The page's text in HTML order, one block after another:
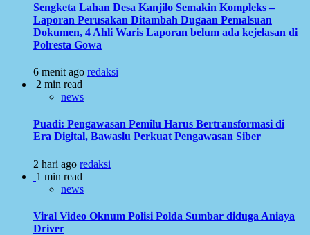
Sengketa Lahan Desa Kanjilo Semakin Kompleks –
Laporan Perusakan Ditambah Dugaan Pemalsuan
Dokumen, 4 Ahli Waris Laporan belum ada kejelasan di
Polresta Gowa
6 menit ago redaksi
2 min read
news
Puadi: Pengawasan Pemilu Harus Bertransformasi di
Era Digital, Bawaslu Perkuat Pengawasan Siber
2 hari ago redaksi
1 min read
news
Viral Video Oknum Polisi Polda Sumbar diduga Aniaya
Driver